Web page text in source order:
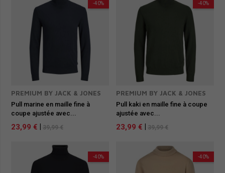
-40%
PREMIUM BY JACK & JONES
Pull marine en maille fine à
coupe ajustée avec...
23,99 € 39,99 €
-40%
PREMIUM BY JACK & JONES
Pull kaki en maille fine à coupe
ajustée avec...
23,99 € 39,99 €
-40% -40%